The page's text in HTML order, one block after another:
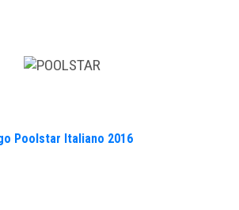
Poolstar Italiano 2016